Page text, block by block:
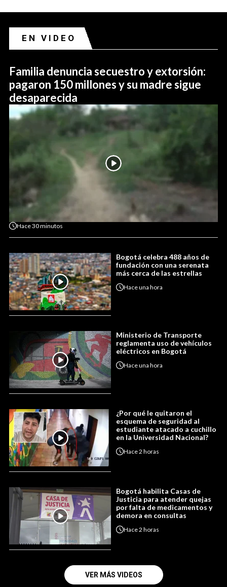
EN VIDEO
Familia denuncia secuestro y extorsión:
pagaron 150 millones y su madre sigue
desaparecida
Hace30 minutos
Bogotá celebra 488 años de
fundación con una serenata
más cerca de las estrellas
Haceuna hora
Ministerio de Transporte
reglamenta uso de vehículos
eléctricos en Bogotá
Haceuna hora
¿Por qué le quitaron el
esquema de seguridad al
estudiante atacado a cuchillo
en la Universidad Nacional?
Hace2 horas
Bogotá habilita Casas de
Justicia para atender quejas
por falta de medicamentos y
demora en consultas
Hace2 horas
VER MÁS VIDEOS